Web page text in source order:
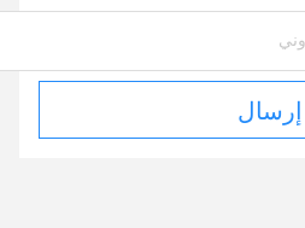
إرسال